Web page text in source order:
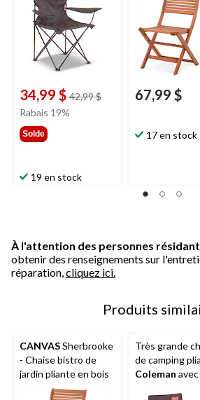
couleurs
34,99 $ 42,99 $prix
Rabais 19%
Solde
19 en stock
67,99 $
17 en stock
À l'attention des personnes
obtenir des renseignements sur
réparation, cliquez ici.
Produits
CANVASSherbrooke
- Chaise bistro de
jardin pliante en bois
Très grande
de camping
Coleman